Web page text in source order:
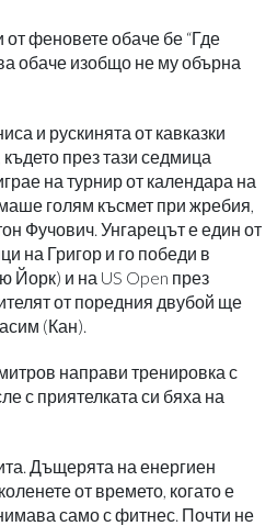
феновете обаче бе “Где
обаче изобщо не му обърна
и рускинята от кавказки
през тази седмица
на турнир от календара на
голям късмет при жребия,
Фучович. Унгарецът е един от
на Григор и го победи в
Йорк) и на US Open през
от поредния двубой ще
(Кан).
направи тренировка с
с приятелката си бяха на
Дъщерята на енергиен
от времето, когато е
само с фитнес. Почти не